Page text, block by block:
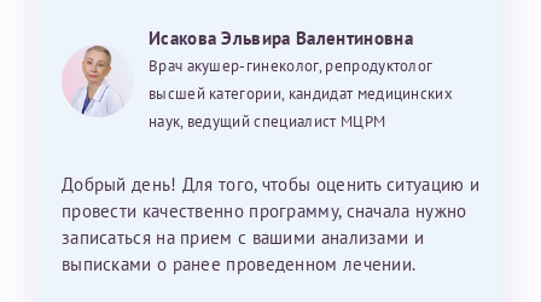
Исакова Эльвира Валентиновна
Врач акушер-гинеколог, репродуктолог
высшей категории, кандидат медицинских
наук, ведущий специалист МЦРМ
Добрый день! Для того, чтобы оценить ситуацию и
провести качественно программу, сначала нужно
записаться на прием с вашими анализами и
выписками о ранее проведенном лечении.